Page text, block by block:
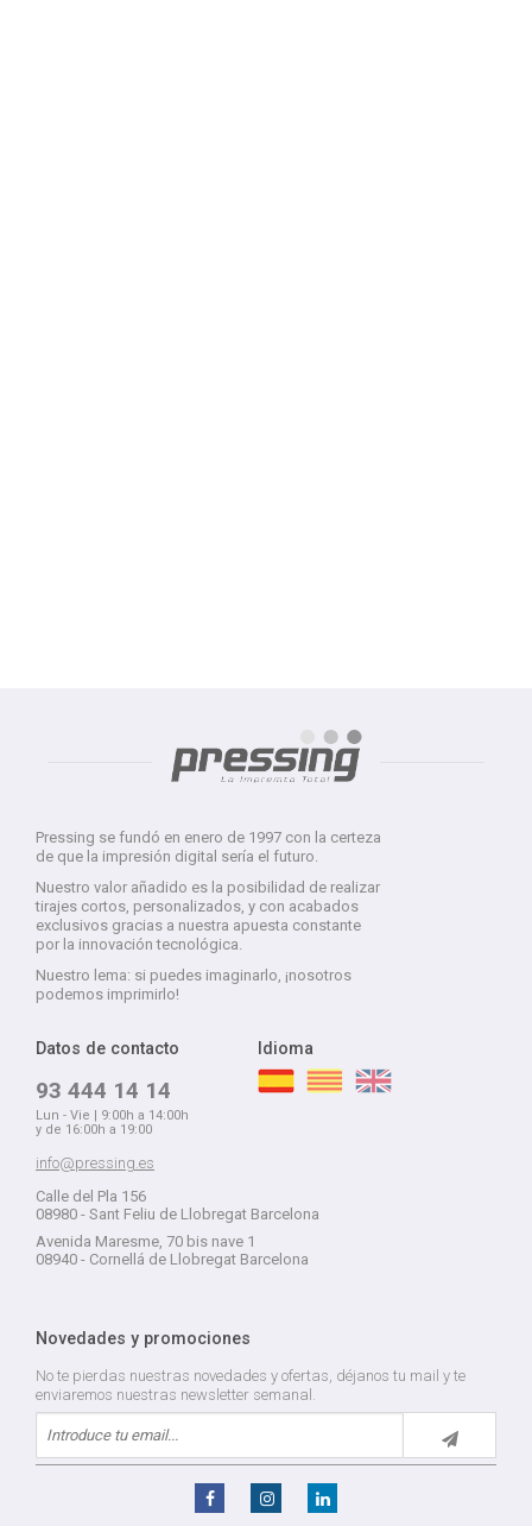
Pressing se fundó en enero de 1997 con la certeza
de que la impresión digital sería el futuro.
Nuestro valor añadido es la posibilidad de realizar
tirajes cortos, personalizados, y con acabados
exclusivos gracias a nuestra apuesta constante
por la innovación tecnológica.
Nuestro lema: si puedes imaginarlo, ¡nosotros
podemos imprimirlo!
Datos de contacto
93 444 14 14
Lun - Vie | 9:00h a 14:00h
y de 16:00h a 19:00
info@pressing.es
Calle del Pla 156
08980 - Sant Feliu de Llobregat Barcelona
Avenida Maresme, 70 bis nave 1
08940 - Cornellá de Llobregat Barcelona
Idioma
Novedades y promociones
No te pierdas nuestras novedades y ofertas, déjanos tu mail y te
enviaremos nuestras newsletter semanal.